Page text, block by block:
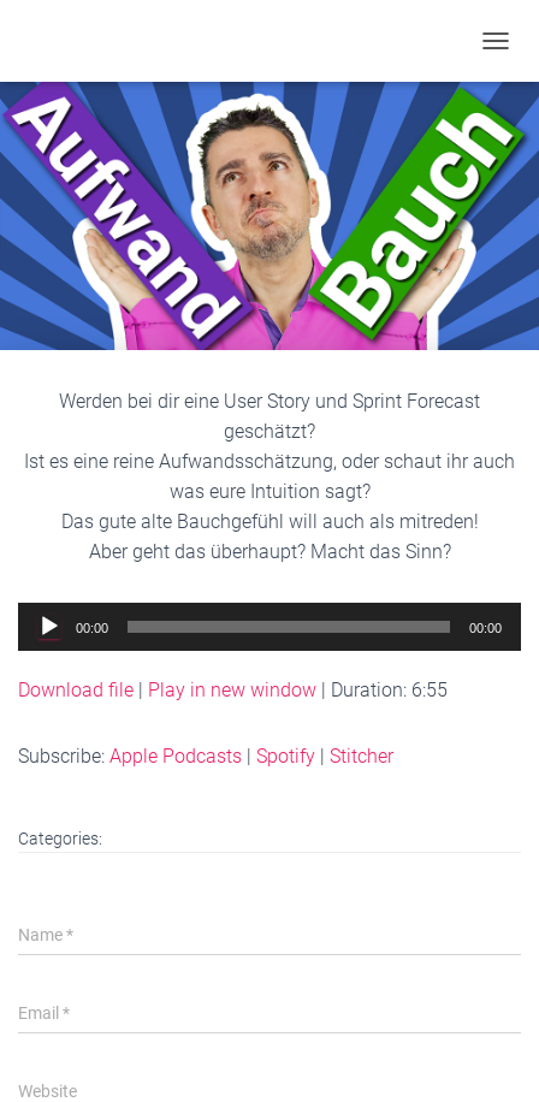
Werden bei dir eine User Story und Sprint Forecast
geschätzt?
Ist es eine reine Aufwandsschätzung, oder schaut ihr auch
was eure Intuition sagt?
Das gute alte Bauchgefühl will auch als mitreden!
Aber geht das überhaupt? Macht das Sinn?
Audio
Player
00:00 00:00
Download file | Play in new window | Duration: 6:55
Subscribe: Apple Podcasts | Spotify | Stitcher
Categories:
Name*
Email *
Website